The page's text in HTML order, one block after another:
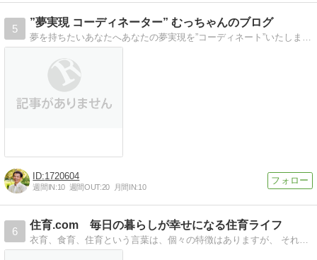
5
”夢実現 コーディネーター” むっちゃんのブログ
1720604
週間IN:10 週間OUT:20 月間IN:10
6
住育.com 毎日の暮らしが幸せになる住育ライフ
衣育、食育、住育という言葉は、個々の特徴はありますが、 それらを自然と組み合わせて、それぞれのライフスタイルになります。 これまでの暮らしの枠を超えた、 毎日…